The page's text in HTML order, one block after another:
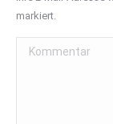
markiert.
Kommentar